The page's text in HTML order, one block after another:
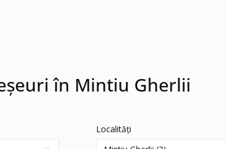
în Mintiu Gherlii
Localități